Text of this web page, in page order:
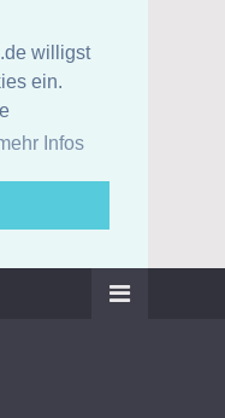
willigst
ein.
Infos